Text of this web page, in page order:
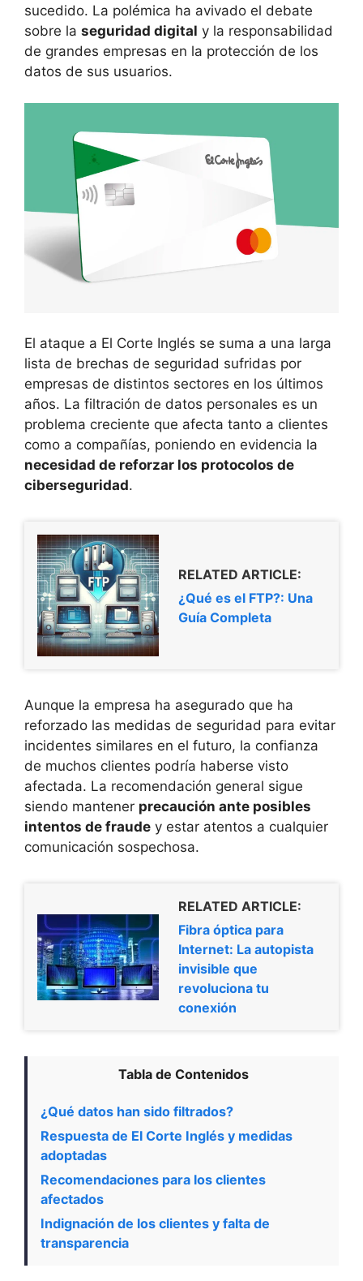
sucedido. La polémica ha avivado el debate
sobre la seguridad digital y la responsabilidad
de grandes empresas en la protección de los
datos de sus usuarios.
El ataque a El Corte Inglés se suma a una larga
lista de brechas de seguridad sufridas por
empresas de distintos sectores en los últimos
años. La filtración de datos personales es un
problema creciente que afecta tanto a clientes
como a compañías, poniendo en evidencia la
necesidad de reforzar los protocolos de
ciberseguridad.
RELATED ARTICLE:
¿Qué es el FTP?: Una
Guía Completa
Aunque la empresa ha asegurado que ha
reforzado las medidas de seguridad para evitar
incidentes similares en el futuro, la confianza
de muchos clientes podría haberse visto
afectada. La recomendación general sigue
siendo mantener precaución ante posibles
intentos de fraude y estar atentos a cualquier
comunicación sospechosa.
RELATED ARTICLE:
Fibra óptica para
Internet: La autopista
invisible que
revoluciona tu
conexión
Tabla de Contenidos
¿Qué datos han sido filtrados?
Respuesta de El Corte Inglés y medidas
adoptadas
Recomendaciones para los clientes
afectados
Indignación de los clientes y falta de
transparencia